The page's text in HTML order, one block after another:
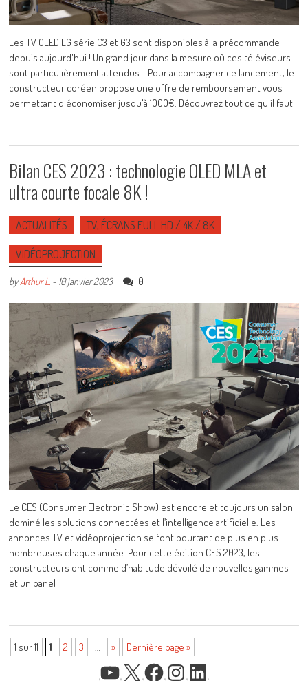
Les TV OLED LG série C3 et G3 sont disponibles à la précommande
depuis aujourd'hui ! Un grand jour dans la mesure où ces téléviseurs
sont particulièrement attendus... Pour accompagner ce lancement, le
constructeur coréen propose une offre de remboursement vous
permettant d'économiser jusqu'à 1000€. Découvrez tout ce qu'il faut
Bilan CES 2023 : technologie OLED MLA et
ultra courte focale 8K !
ACTUALITÉS TV, ÉCRANS FULL HD / 4K / 8K
VIDÉOPROJECTION
byArthur L. - 10 janvier 2023 0
Le CES (Consumer Electronic Show) est encore et toujours un salon
dominé les solutions connectées et l’intelligence artificielle. Les
annonces TV et vidéoprojection se font pourtant de plus en plus
nombreuses chaque année. Pour cette édition CES 2023, les
constructeurs ont comme d’habitude dévoilé de nouvelles gammes
et un panel
1 sur 11 1 2 3 … » Dernière page »
YOUTUBE FACEBOOKINSTAGRAM